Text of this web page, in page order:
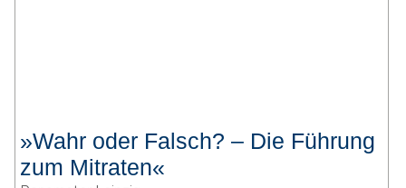
»Wahr oder Falsch? – Die Führung
zum Mitraten«